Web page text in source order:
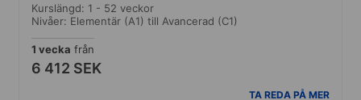
Kurslängd: 1 - 52 veckor
Nivåer: Elementär (A1) till Avancerad (C1)
1 vecka från
6 412 SEK
TA REDA PÅ MER